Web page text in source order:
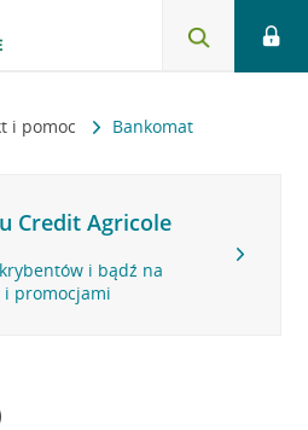
i pomoc Bankomat
Credit Agricole
i bądź na
i promocjami